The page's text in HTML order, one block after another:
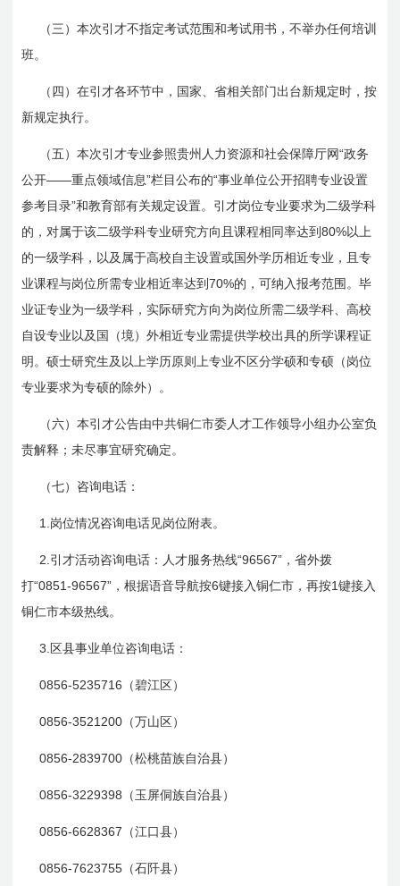
（三）本次引才不指定考试范围和考试用书，不举办任何培训
班。
（四）在引才各环节中，国家、省相关部门出台新规定时，按
新规定执行。
（五）本次引才专业参照贵州人力资源和社会保障厅网“政务
公开——重点领域信息”栏目公布的“事业单位公开招聘专业设置
参考目录”和教育部有关规定设置。引才岗位专业要求为二级学科
的，对属于该二级学科专业研究方向且课程相同率达到80%以上
的一级学科，以及属于高校自主设置或国外学历相近专业，且专
业课程与岗位所需专业相近率达到70%的，可纳入报考范围。毕
业证专业为一级学科，实际研究方向为岗位所需二级学科、高校
自设专业以及国（境）外相近专业需提供学校出具的所学课程证
明。硕士研究生及以上学历原则上专业不区分学硕和专硕（岗位
专业要求为专硕的除外）。
（六）本引才公告由中共铜仁市委人才工作领导小组办公室负
责解释；未尽事宜研究确定。
（七）咨询电话：
1. 岗位情况咨询电话见岗位附表。
2. 引才活动咨询电话：人才服务热线“96567” ，省外拨
打“0851-96567” ，根据语音导航按6键接入铜仁市，再按1键接入
铜仁市本级热线。
3. 区县事业单位咨询电话：
0856-5235716 （碧江区）
0856-3521200 （万山区）
0856-2839700 （松桃苗族自治县）
0856-3229398 （玉屏侗族自治县）
0856-6628367 （江口县）
0856-7623755 （石阡县）